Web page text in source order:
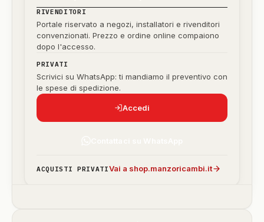
RIVENDITORI
Portale riservato a negozi, installatori e rivenditori
convenzionati. Prezzo e ordine online compaiono
dopo l'accesso.
PRIVATI
Scrivici su WhatsApp: ti mandiamo il preventivo con
le spese di spedizione.
Accedi
ACQUISTI PRIVATIVai a shop.manzoricambi.it